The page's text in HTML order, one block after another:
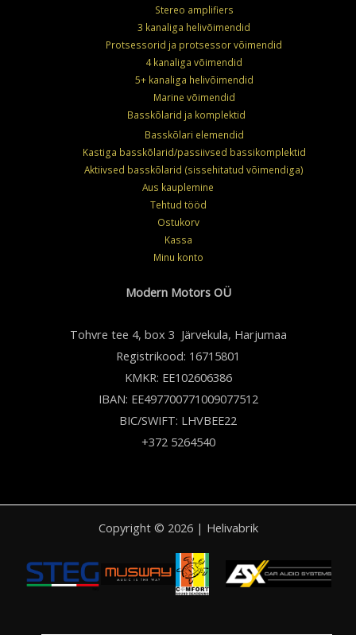
Stereo amplifiers
3 kanaliga helivõimendid
Protsessorid ja protsessor võimendid
4 kanaliga võimendid
5+ kanaliga helivõimendid
Marine võimendid
Basskõlarid ja komplektid
Basskõlari elemendid
Kastiga basskõlarid/passiivsed bassikomplektid
Aktiivsed basskõlarid (sissehitatud võimendiga)
Aus kauplemine
Tehtud tööd
Ostukorv
Kassa
Minu konto
Modern Motors OÜ
Tohvre tee 4, box 3 Järvekula, Harjumaa
Registrikood: 16715801
KMKR: EE102606386
IBAN: EE497700771009077512
BIC/SWIFT: LHVBEE22
+372 5264540
Copyright © 2026 | Helivabrik